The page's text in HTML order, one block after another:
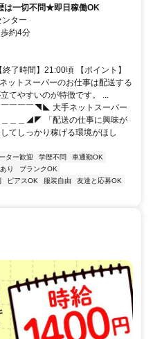
一切不問★即日稼働OK
ター
約4分
了時間】21:00頃 【ポイント】
ットスーパーのお仕事は配送する
てやすいのが特徴です。 ...
￣￣￣◥◣ 大手ネットスーパー
＿＿◢◤ 「配送の仕事に興味が
てしっかり稼げる環境がほし
ター歓迎 学歴不問
車通勤OK
り
ブランクOK
ピアスOK 服装自由
友達と応募OK